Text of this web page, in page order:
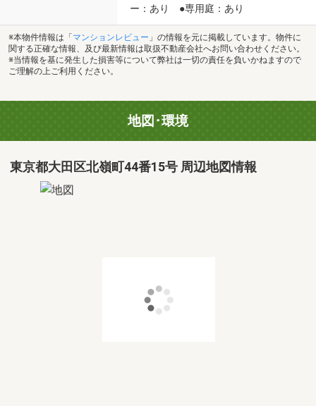
ー：あり ●専用庭：あり
※本物件情報は「 マンションレビュー 」の情報を元に掲載しています。物件に
関する正確な情報、及び最新情報は取扱不動産会社へお問い合わせください。
※当情報を基に発生した損害等について弊社は一切の責任を負いかねますので
ご理解の上ご利用ください。
地図･環境
東京都大田区北嶺町44番15号 周辺地図情報